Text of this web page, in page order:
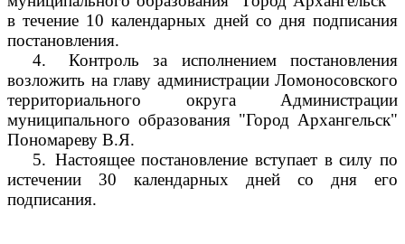
в течение 10 календарных дней со дня подписания
постановления.
4.
Контроль за исполнением постановления
возложить на главу администрации Ломоносовского
территориального округа Администрации
муниципального образования "Город Архангельск"
Пономареву В.Я.
5. Настоящее постановление вступает в силу по
истечении 30 календарных дней со дня его
подписания.